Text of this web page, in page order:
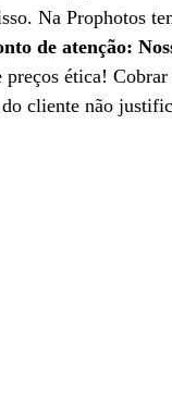
Na Prophotos
de atenção:
ética!
cliente não